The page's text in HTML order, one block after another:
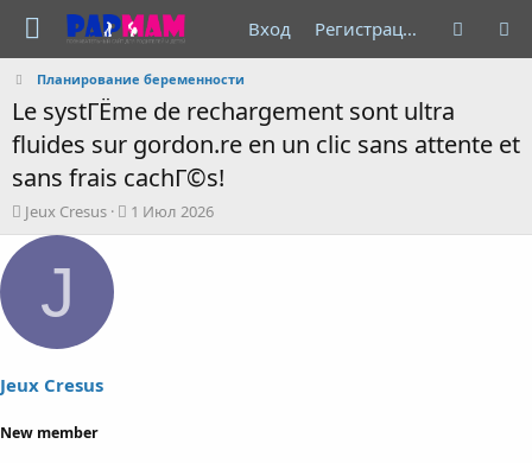
Вход Регистрация
Планирование беременности
Le systГЁme de rechargement sont ultra
fluides sur gordon.re en un clic sans attente et
sans frais cachГ©s!
А
в
т
е
ы
Jeux Cresus
Д
а
1 Июл 2026
J
Jeux Cresus
New member